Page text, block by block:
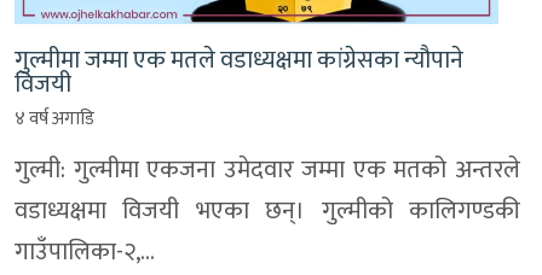
गुल्मीमा जम्मा एक मतले वडाध्यक्षमा कांग्रेसका न्यौपाने
विजयी
४ वर्ष अगाडि
गुल्मी: गुल्मीमा एकजना उमेदवार जम्मा एक मतको अन्तरले
वडाध्यक्षमा विजयी भएका छन्। गुल्मीको कालिगण्डकी
गाउँपालिका-२,…